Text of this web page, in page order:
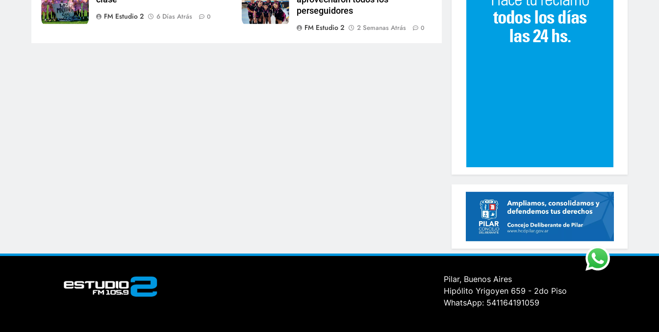
FM Estudio 2
6 Días Atrás 0
perseguidores
FM Estudio 2
2 Semanas Atrás 0
Pilar, Buenos Aires
Hipólito Yrigoyen 659 - 2do Piso
WhatsApp: 541164191059